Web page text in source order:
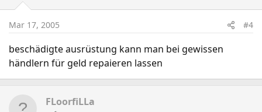
Mar 17, 2005 #4
beschädigte ausrüstung kann man bei gewissen
händlern für geld repaieren lassen
FLoorfiLLa